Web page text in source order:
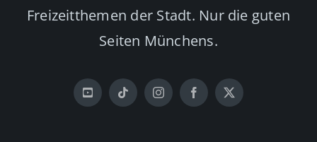
Freizeitthemen der Stadt. Nur die guten
Seiten Münchens.